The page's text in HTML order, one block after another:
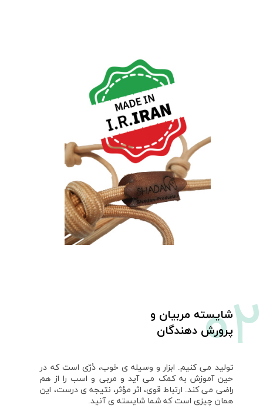
تولید می کنیم. ابزار و وسیله ی خوب، دُرّی است که در
حین آموزش به کمک می آید و مربی و اسب را از هم
راضی می کند. ارتباط قوی، اثر مؤثر، نتیجه ی درست، این
همان چیزی است که شما شایسته ی آنید.
شایسته مربیان و
پرورش دهندگان